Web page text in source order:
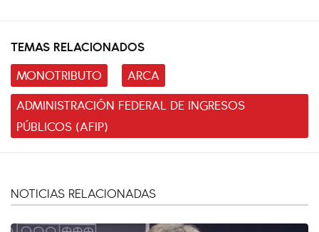
TEMAS RELACIONADOS
MONOTRIBUTO
ARCA
ADMINISTRACIÓN FEDERAL DE INGRESOS
PÚBLICOS (AFIP)
NOTICIAS RELACIONADAS